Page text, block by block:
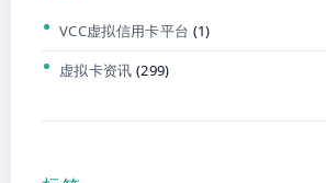
VCC虚拟信用卡平台 (1)
虚拟卡资讯 (299)